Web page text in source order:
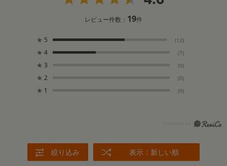
レビュー件数： 19件
★ 5 (12)
★ 4 (7)
★ 3 (0)
★ 2 (0)
★ 1 (0)
絞り込み 表示：新しい順